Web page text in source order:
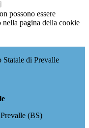
possono essere
pagina della cookie
di Prevalle
(BS)